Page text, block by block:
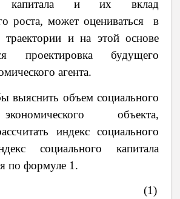
капитала и их вклад
роста, может оцениваться в
траектории и на этой основе
проектировка будущего
агента.
выяснить объем социального
объекта,
индекс социального
социального капитала
по формуле 1.